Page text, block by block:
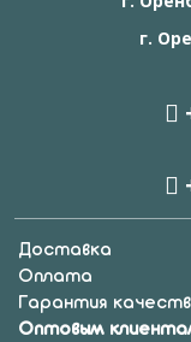
г.
Доставка
Оплата
Гарантия
Оптовым